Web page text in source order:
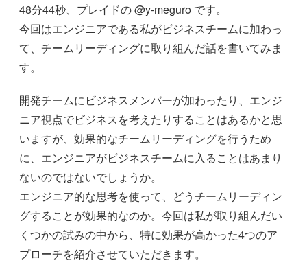
48分44秒、プレイドの @y-meguro です。
今回はエンジニアである私がビジネスチームに加わっ
て、チームリーディングに取り組んだ話を書いてみま
す。
開発チームにビジネスメンバーが加わったり、エンジ
ニア視点でビジネスを考えたりすることはあるかと思
いますが、効果的なチームリーディングを行うため
に、エンジニアがビジネスチームに入ることはあまり
ないのではないでしょうか。
エンジニア的な思考を使って、どうチームリーディン
グすることが効果的なのか。今回は私が取り組んだい
くつかの試みの中から、特に効果が高かった4つのア
プローチを紹介させていただきます。